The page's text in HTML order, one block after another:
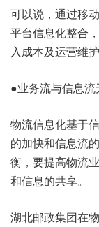
可以说，通过移
平台信息化整合
入成本及运营维护
●业务流与信息
物流信息化基于
的加快和信息流
衡，要提高物流
和信息的共享。
湖北邮政集团在